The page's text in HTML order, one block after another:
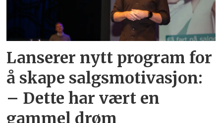
Lanserer nytt program for
å skape salgsmotivasjon:
– Dette har vært en
gammel drøm